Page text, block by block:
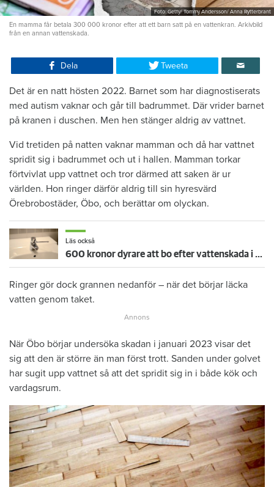
Foto: Getty/ Tommy Andersson/ Anna Rytterbrant
En mamma får betala 300 000 kronor efter att ett barn satt på en vattenkran. Arkivbild
från en annan vattenskada.
Dela Tweeta
Det är en natt hösten 2022. Barnet som har diagnostiserats
med autism vaknar och går till badrummet. Där vrider barnet
på kranen i duschen. Men hen stänger aldrig av vattnet.
Vid tretiden på natten vaknar mamman och då har vattnet
spridit sig i badrummet och ut i hallen. Mamman torkar
förtvivlat upp vattnet och tror därmed att saken är ur
världen. Hon ringer därför aldrig till sin hyresvärd
Örebrobostäder, Öbo, och berättar om olyckan.
Läs också
600 kronor dyrare att bo efter vattenskada i Varberg
Ringer gör dock grannen nedanför – när det börjar läcka
vatten genom taket.
När Öbo börjar undersöka skadan i januari 2023 visar det
sig att den är större än man först trott. Sanden under golvet
har sugit upp vattnet så att det spridit sig in i både kök och
vardagsrum.